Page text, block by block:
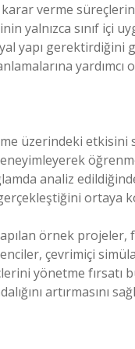
verme
sınıf içi
yapı
yardımcı
üzerindeki etkisini
analiz
ortaya
örnek projeler,
çevrimiçi
yönetme fırsatı
artırmasını